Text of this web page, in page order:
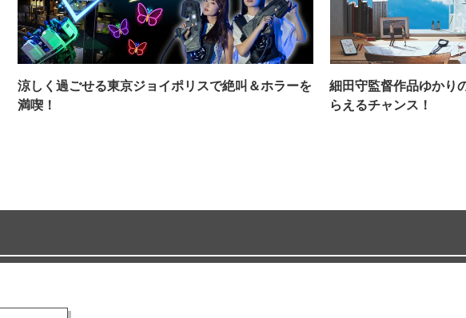
涼しく過ごせる東京ジョイポリスで絶叫＆ホラーを
満喫！
細田守監督作品ゆかり
らえるチャンス！